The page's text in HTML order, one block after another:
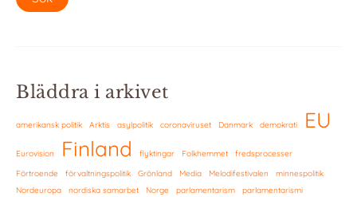
Bläddra i arkivet
amerikansk politik Arktis asylpolitik coronaviruset Danmark demokrati EU
Eurovision Finland flyktingar Folkhemmet
fredsprocesser
Förtroende
förvaltningspolitik Grönland Media Melodifestivalen
minnespolitik
Nordeuropa
nordiska samarbet Norge parlamentarism parlamentarismi